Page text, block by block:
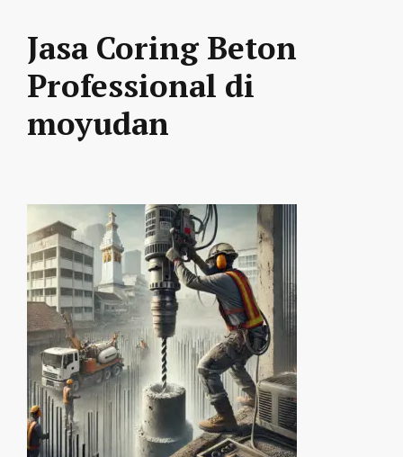
Jasa Coring Beton
Professional di
moyudan